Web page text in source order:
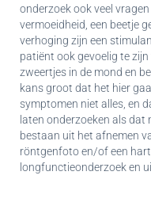
onderzoek ook veel
vermoeidheid, een beetje
verhoging zijn een
patiënt ook gevoelig te
zweertjes in de mond en
kans groot dat het hier
symptomen niet alles, en
laten onderzoeken als dat
bestaan uit het afnemen
röntgenfoto en/of een
longfunctieonderzoek en